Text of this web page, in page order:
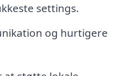
settings.
og hurtigere